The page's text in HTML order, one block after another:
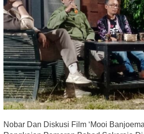
Nobar Dan Diskusi Film ‘Mooi